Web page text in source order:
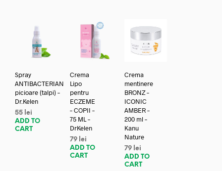
Spray
ANTIBACTERIAN
picioare (talpi) –
Dr.Kelen
55 lei
ADD TO
CART
Crema
Lipo
pentru
ECZEME
– COPII –
75 ML –
DrKelen
79 lei
ADD TO
CART
Crema
mentinere
BRONZ –
ICONIC
AMBER –
200 ml –
Kanu
Nature
79 lei
ADD TO
CART